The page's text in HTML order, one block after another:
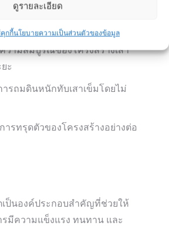
ดูรายละเอียด
กกี้นโยบายความเป็นส่วนตัวของข้อมูล
ำรุงรักษาเสาเข็มคอนกรีต
วามสมบูรณ์ของโครงสร้างเสา
ะ
ารถมดินหนักทับเสาเข็มโดยไม่
ารทรุดตัวของโครงสร้างอย่างต่อ
เป็นองค์ประกอบสำคัญที่ช่วยให้
รมีความแข็งแรง ทนทาน และ